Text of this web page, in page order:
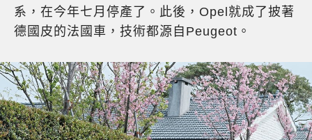
系，在今年七月停產了。此後，Opel就成了披著
德國皮的法國車，技術都源自Peugeot。